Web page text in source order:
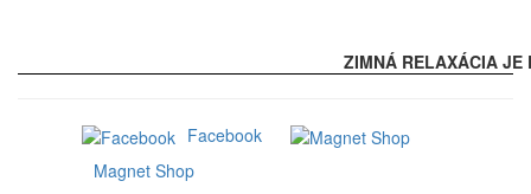
ZIMNÁ RELAXÁCIA JE
Facebook
Magnet Shop